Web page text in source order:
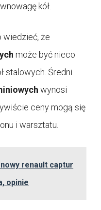
kół.
wiedzieć, że
może być nieco
stalowych. Średni
wynosi
ceny mogą się
i warsztatu.
renault captur
opinie